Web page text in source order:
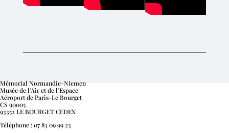
Mémorial Normandie-Niemen
Musée de l’Air et de l’Espace
Aéroport de Paris-Le Bourget
CS 90005
93352 LE BOURGET CEDEX
Téléphone : 07 83 09 99 23